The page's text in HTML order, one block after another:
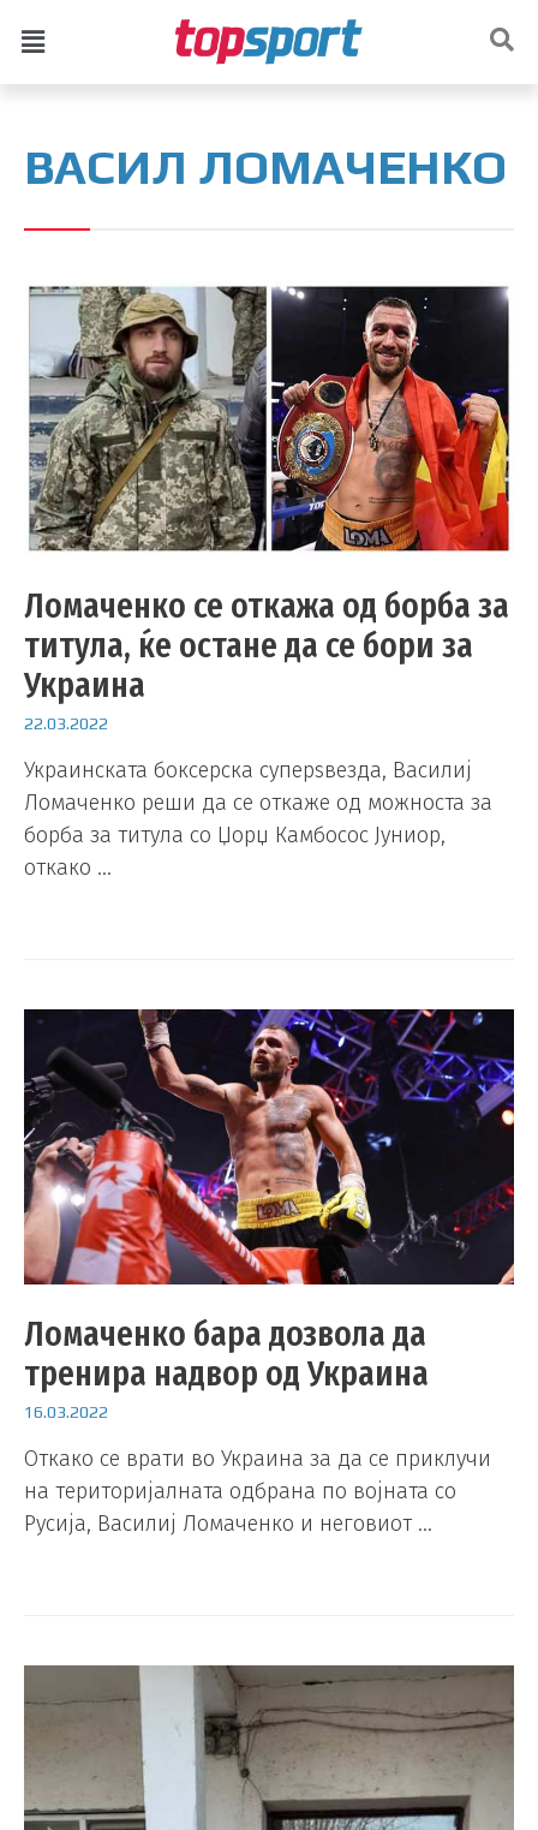
ВАСИЛ ЛОМАЧЕНКО
Ломаченко се откажа од борба за
титула, ќе остане да се бори за
Украина
22.03.2022
Украинската боксерска суперѕвезда, Василиј
Ломаченко реши да се откаже од можноста за
борба за титула со Џорџ Камбосос Јуниор,
откако …
Ломаченко бара дозвола да
тренира надвор од Украина
16.03.2022
Откако се врати во Украина за да се приклучи
на територијалната одбрана по војната со
Русија, Василиј Ломаченко и неговиот …